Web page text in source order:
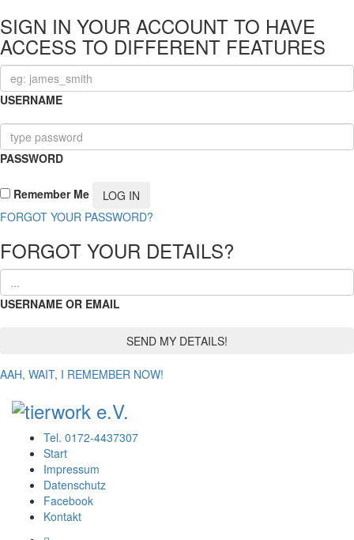
SIGN IN YOUR ACCOUNT TO HAVE
ACCESS TO DIFFERENT FEATURES
USERNAME
PASSWORD
Remember Me
FORGOT YOUR PASSWORD?
FORGOT YOUR DETAILS?
USERNAME OR EMAIL
AAH, WAIT, I REMEMBER NOW!
Tel. 0172-4437307
Start
Impressum
Datenschutz
Facebook
Kontakt